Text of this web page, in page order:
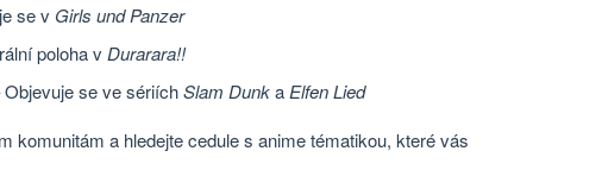
se v Girls und Panzer
poloha v Durarara!!
Objevuje se ve sériíchSlam Dunka Elfen Lied
komunitám a hledejte cedule s anime tématikou, které vás